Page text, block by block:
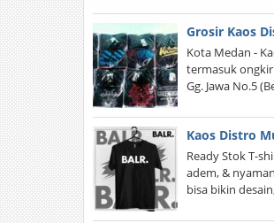
Grosir Kaos
Kota Medan -
termasuk
Gg. Jawa No.5
Kaos Distro
Ready Stok T-
adem, &
bisa bikin